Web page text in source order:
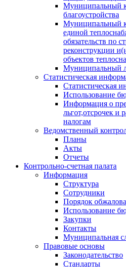
Муниципальный
благоустройства
Муниципальный
единой
обязательств по
реконструкции
объектов
Муниципальный
Статистическая
Статистическая
Использование
Информация о
льгот,отсрочек и
налогам
Ведомственный
Планы
Акты
Отчеты
Контрольно-счетная палата
Информация
Структура
Сотрудники
Порядок
Использование
Закупки
Контакты
Муниципальная
Правовые основы
Законодательство
Стандарты